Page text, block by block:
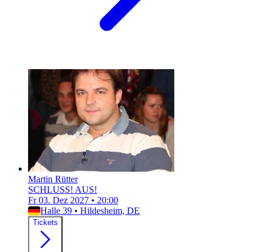
Martin Rütter
SCHLUSS! AUS!
Fr 03. Dez 2027 • 20:00
Halle 39 • Hildesheim, DE
Tickets